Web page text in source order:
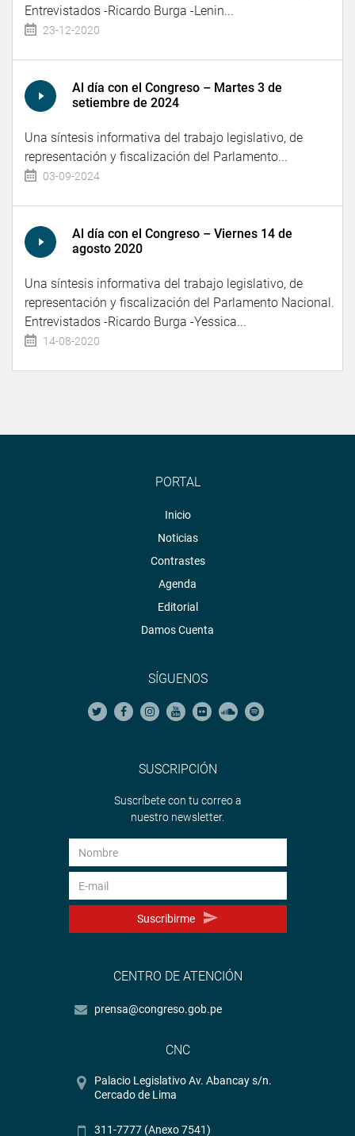
Entrevistados -Ricardo Burga -Lenin...
23-12-2020
Al día con el Congreso – Martes 3 de
setiembre de 2024
Una síntesis informativa del trabajo legislativo, de
representación y fiscalización del Parlamento...
03-09-2024
Al día con el Congreso – Viernes 14 de
agosto 2020
Una síntesis informativa del trabajo legislativo, de
representación y fiscalización del Parlamento Nacional.
Entrevistados -Ricardo Burga -Yessica...
14-08-2020
PORTAL
Inicio
Noticias
Contrastes
Agenda
Editorial
Damos Cuenta
SÍGUENOS
SUSCRIPCIÓN
Suscríbete con tu correo a
nuestro newsletter.
Suscribirme
CENTRO DE ATENCIÓN
prensa@congreso.gob.pe
CNC
Palacio Legislativo Av. Abancay s/n.
Cercado de Lima
311-7777 (Anexo 7541)